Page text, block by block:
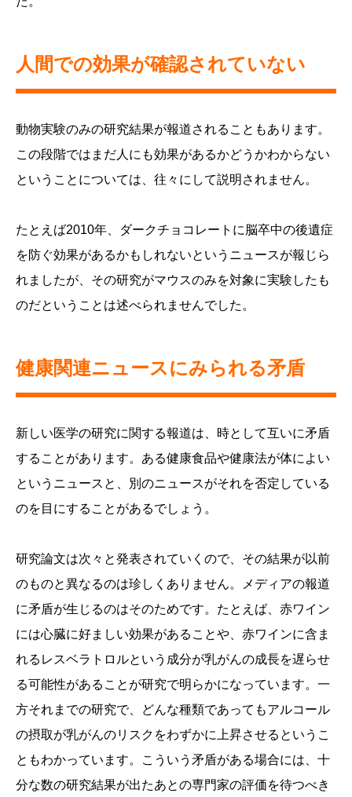
人間での効果が確認されていない
動物実験のみの研究結果が報道されることもあります。
この段階ではまだ人にも効果があるかどうかわからない
ということについては、往々にして説明されません。
たとえば2010年、ダークチョコレートに脳卒中の後遺症
を防ぐ効果があるかもしれないというニュースが報じら
れましたが、その研究がマウスのみを対象に実験したも
のだということは述べられませんでした。
健康関連ニュースにみられる矛盾
新しい医学の研究に関する報道は、時として互いに矛盾
することがあります。ある健康食品や健康法が体によい
というニュースと、別のニュースがそれを否定している
のを目にすることがあるでしょう。
研究論文は次々と発表されていくので、その結果が以前
のものと異なるのは珍しくありません。メディアの報道
に矛盾が生じるのはそのためです。たとえば、赤ワイン
には心臓に好ましい効果があることや、赤ワインに含ま
れるレスベラトロルという成分が乳がんの成長を遅らせ
る可能性があることが研究で明らかになっています。一
方それまでの研究で、どんな種類であってもアルコール
の摂取が乳がんのリスクをわずかに上昇させるというこ
ともわかっています。こういう矛盾がある場合には、十
分な数の研究結果が出たあとの専門家の評価を待つべき